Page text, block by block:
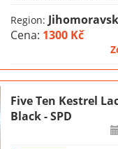
Region:
Cena: 1300 Kč
Five Ten Kestrel
Black - SPD